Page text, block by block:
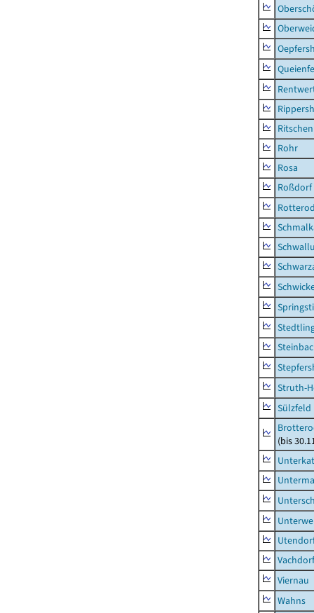
Rohr
Rosa
Roßdorf
Struth-
Sülzfeld
(bis
Vachdorf
Viernau
Wahns